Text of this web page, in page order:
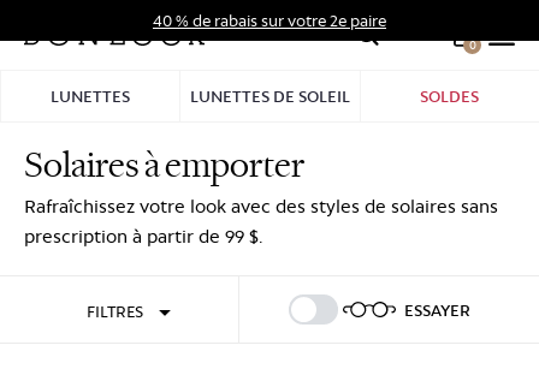
au
40 % de rabais sur votre 2e paire
0
LUNETTES LUNETTES DE SOLEIL SOLDES
Solaires à emporter
Rafraîchissez votre look avec des styles de solaires sans
prescription à partir de 99 $.
FILTRES ESSAYER
connecter S'inscrire